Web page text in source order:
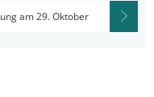
am 29. Oktober